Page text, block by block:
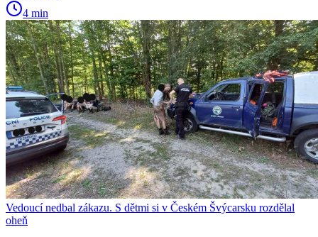
4 min
Vedoucí nedbal zákazu. S dětmi si v Českém Švýcarsku rozdělal
oheň